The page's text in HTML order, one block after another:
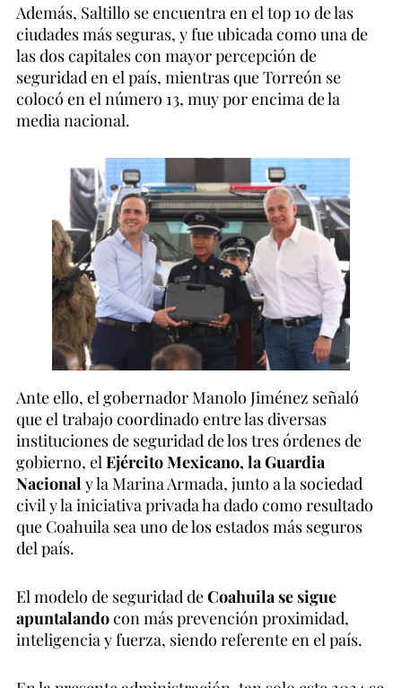
Además, Saltillo se encuentra en el top 10 de las
ciudades más seguras, y fue ubicada como una de
las dos capitales con mayor percepción de
seguridad en el país, mientras que Torreón se
colocó en el número 13, muy por encima de la
media nacional.
Ante ello, el gobernador Manolo Jiménez señaló
que el trabajo coordinado entre las diversas
instituciones de seguridad de los tres órdenes de
gobierno, elEjército Mexicano, la Guardia
Nacionaly la Marina Armada, junto a la sociedad
civil y la iniciativa privada ha dado como resultado
que Coahuila sea uno de los estados más seguros
del país.
El modelo de seguridad deCoahuila se sigue
apuntalandocon más prevención proximidad,
inteligencia y fuerza, siendo referente en el país.